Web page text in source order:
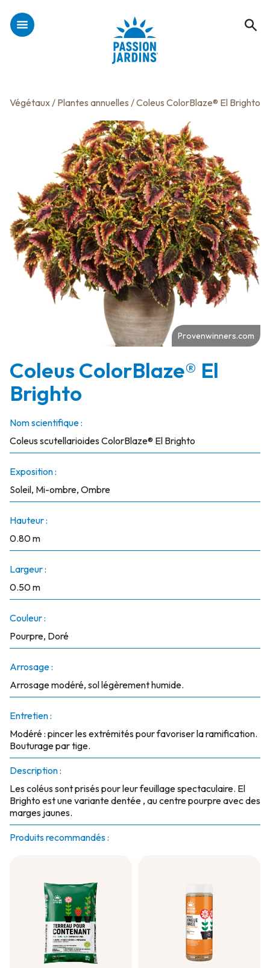
Végétaux/ Plantes annuelles / Coleus ColorBlaze® El Brighto
Provenwinners.com
Coleus ColorBlaze® El
Brighto
Nom scientifique :
Coleus scutellarioides ColorBlaze® El Brighto
Exposition :
Soleil, Mi-ombre, Ombre
Hauteur :
0.80 m
Largeur :
0.50 m
Couleur :
Pourpre, Doré
Arrosage :
Arrosage modéré, sol légèrement humide.
Entretien :
Modéré : pincer les extrémités pour favoriser la ramification.
Bouturage par tige.
Description :
Les coléus sont prisés pour leur feuillage spectaculaire. El
Brighto est une variante dentée , au centre pourpre avec des
marges jaunes.
Produits recommandés :